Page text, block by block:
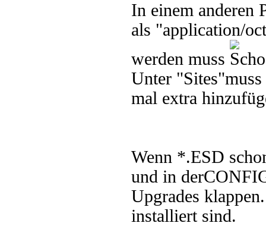
In einem anderen
als "application/
werden muss
Unter
mal extra
Wenn *.ESD
und in
Upgrades
installiert sind.